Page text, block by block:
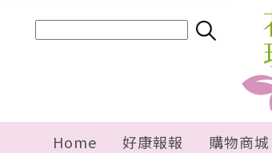
Home 好康報報 購物商城